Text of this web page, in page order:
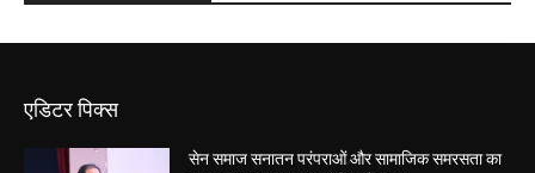
एडिटर पिक्स
सेन समाज सनातन परंपराओं और सामाजिक समरसता का